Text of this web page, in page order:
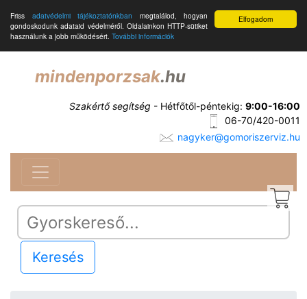
Elfogadom
Friss adatvédelmi tájékoztatónkban megtalálod, hogyan
gondoskodunk adataid védelméről. Oldalainkon HTTP-sütiket
használunk a jobb működésért. További információk
mindenporzsak.hu
Szakértő segítség - Hétfőtől-péntekig: 9:00-16:00
06-70/420-0011
nagyker@gomoriszerviz.hu
Keresés